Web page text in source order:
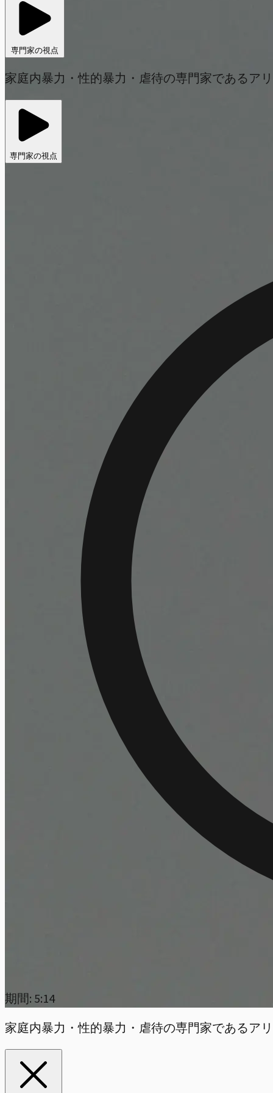
専門家の視点
家庭内暴力・性的暴力・虐待の専門家であるア
専門家の視点
期間: 5:14
家庭内暴力・性的暴力・虐待の専門家であるア